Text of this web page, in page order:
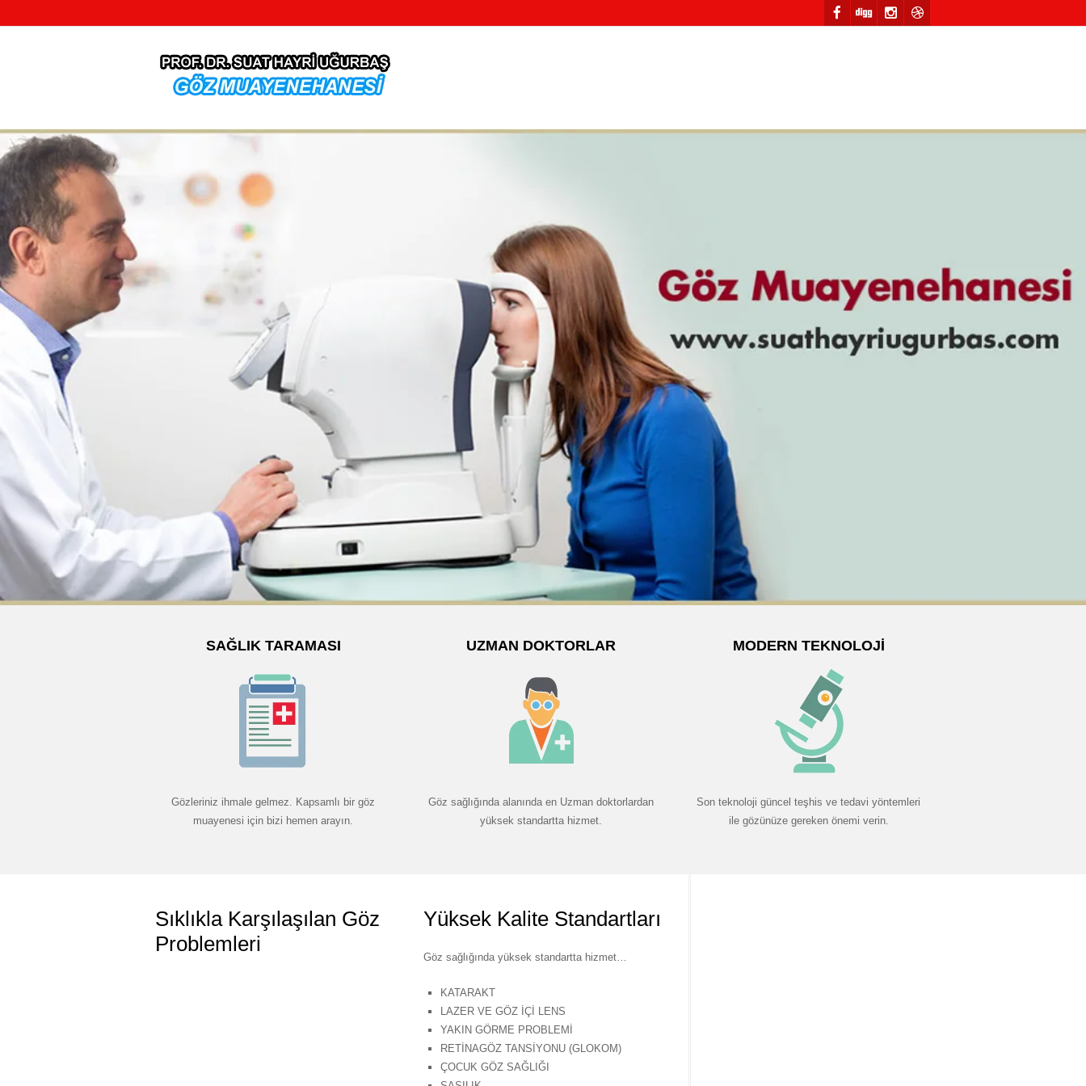
SAĞLIK TARAMASI
Gözleriniz ihmale gelmez. Kapsamlı bir göz
muayenesi için bizi hemen arayın.
UZMAN DOKTORLAR
Göz sağlığında alanında en Uzman doktorlardan
yüksek standartta hizmet.
MODERN TEKNOLOJI
Son teknoloji güncel teşhis ve tedavi yöntemleri
ile gözünüze gereken önemi verin.
Sıklıkla Karşılaşılan Göz
Problemleri
Yüksek Kalite Standartları
Göz sağlığında yüksek standartta hizmet…
KATARAKT
LAZER VE GÖZ İÇİ LENS
YAKIN GÖRME PROBLEMİ
RETİNAGÖZ TANSİYONU (GLOKOM)
ÇOCUK GÖZ SAĞLIĞI